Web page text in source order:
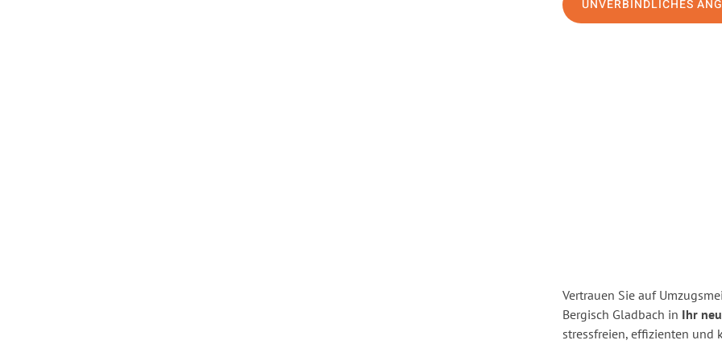
UNVERBINDLICHES
Vertrauen Sie auf
Bergisch Gladbach in Ihr
stressfreien, effizienten und